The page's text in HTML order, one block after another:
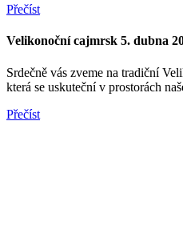
Přečíst
Velikonoční cajmrsk 5. dubna
Srdečně vás zveme na tradiční
která se uskuteční v prostorách
Přečíst